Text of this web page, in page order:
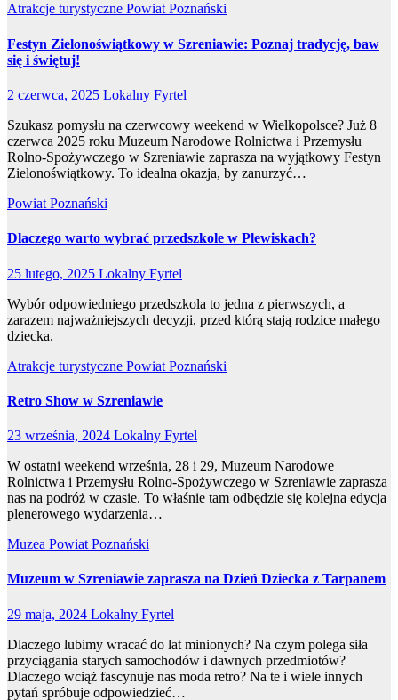
Atrakcje turystyczne Powiat Poznański
Festyn Zielonoświątkowy w Szreniawie: Poznaj tradycję, baw
się i świętuj!
2 czerwca, 2025 Lokalny Fyrtel
Szukasz pomysłu na czerwcowy weekend w Wielkopolsce? Już 8
czerwca 2025 roku Muzeum Narodowe Rolnictwa i Przemysłu
Rolno-Spożywczego w Szreniawie zaprasza na wyjątkowy Festyn
Zielonoświątkowy. To idealna okazja, by zanurzyć…
Powiat Poznański
Dlaczego warto wybrać przedszkole w Plewiskach?
25 lutego, 2025 Lokalny Fyrtel
Wybór odpowiedniego przedszkola to jedna z pierwszych, a
zarazem najważniejszych decyzji, przed którą stają rodzice małego
dziecka.
Atrakcje turystyczne Powiat Poznański
Retro Show w Szreniawie
23 września, 2024 Lokalny Fyrtel
W ostatni weekend września, 28 i 29, Muzeum Narodowe
Rolnictwa i Przemysłu Rolno-Spożywczego w Szreniawie zaprasza
nas na podróż w czasie. To właśnie tam odbędzie się kolejna edycja
plenerowego wydarzenia…
Muzea Powiat Poznański
Muzeum w Szreniawie zaprasza na Dzień Dziecka z Tarpanem
29 maja, 2024 Lokalny Fyrtel
Dlaczego lubimy wracać do lat minionych? Na czym polega siła
przyciągania starych samochodów i dawnych przedmiotów?
Dlaczego wciąż fascynuje nas moda retro? Na te i wiele innych
pytań spróbuje odpowiedzieć…